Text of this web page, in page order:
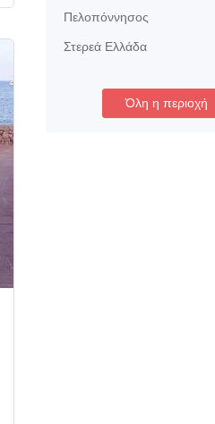
Πελοπόννησος
Στερεά Ελλάδα
Όλη η περιοχή